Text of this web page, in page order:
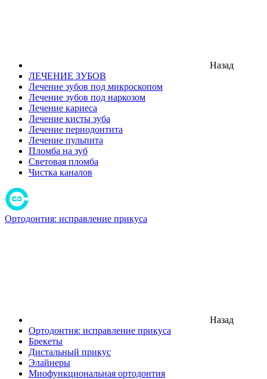
Назад
ЛЕЧЕНИЕ ЗУБОВ
Лечение зубов под микроскопом
Лечение зубов под наркозом
Лечение кариеса
Лечение кисты зуба
Лечение периодонтита
Лечение пульпита
Пломба на зуб
Световая пломба
Чистка каналов
Ортодонтия: исправление прикуса
Назад
Ортодонтия: исправление прикуса
Брекеты
Дистальный прикус
Элайнеры
Миофункциональная ортодонтия